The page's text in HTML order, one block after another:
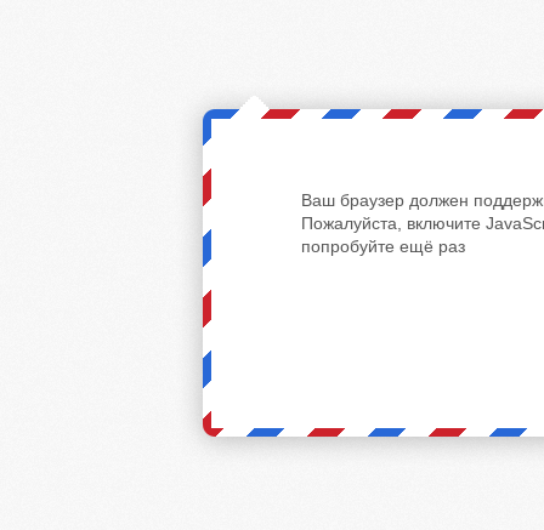
Ваш браузер должен
Пожалуйста, включите
попробуйте ещё раз